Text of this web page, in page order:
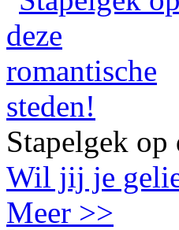
Stapelgek op
Wil jij je
Meer >>